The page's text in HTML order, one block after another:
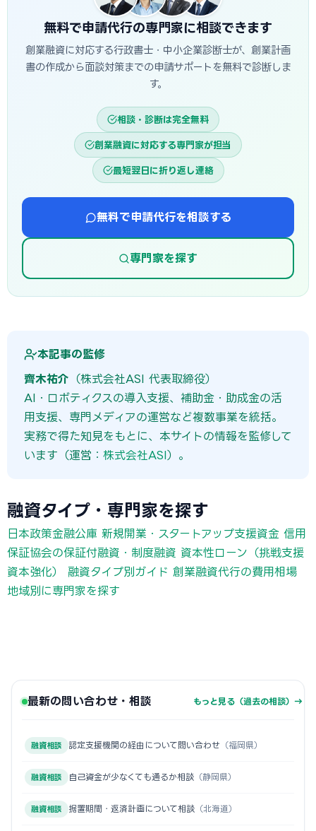
から逆算し、早めに準備を始めることが重要です。
無料で申請代行の専門家に相談できます
創業融資に対応する行政書士・中小企業診断士が、創業計画
書の作成から面談対策までの申請サポートを無料で診断しま
す。
相談・診断は完全無料
創業融資に対応する専門家が担当
最短翌日に折り返し連絡
無料で申請代行を相談する
専門家を探す
本記事の監修
齊木祐介 （株式会社ASI 代表取締役）
AI・ロボティクスの導入支援、補助金・助成金の活
用支援、専門メディアの運営など複数事業を統括。
実務で得た知見をもとに、本サイトの情報を監修して
います（運営： 株式会社ASI）。
融資タイプ・専門家を探す
日本政策金融公庫 新規開業・スタートアップ支援資金 信用
保証協会の保証付融資・制度融資 資本性ローン（挑戦支援
資本強化）
融資タイプ別ガイド 創業融資代行の費用相場
地域別に専門家を探す
最新の問い合わせ・相談 もっと見る（過去の相談）→
融資相談 認定支援機関の経由について問い合わせ （福岡県）
融資相談 自己資金が少なくても通るか相談 （静岡県）
融資相談 据置期間・返済計画について相談 （北海道）